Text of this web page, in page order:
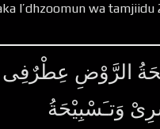
I’dhzoomun wa tamjiidu
الرَّوْضِ عِطْرٌفِى
وَتـَسْبِيْحَةُ